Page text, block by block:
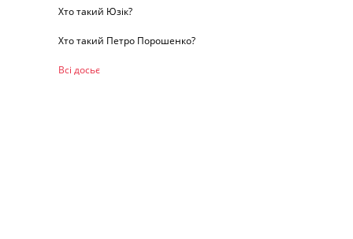
Хто такий Юзік?
Хто такий Петро Порошенко?
Всі досьє